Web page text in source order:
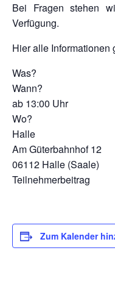
Bei Fragen stehen
Verfügung.
Hier alle Informationen
Was? 1.
Wann? 23.
ab 13:00 Uhr
Wo?
Halle
Am Güterbahnhof 12
06112 Halle (Saale)
Teilnehmerbeitrag
Zum Kalender